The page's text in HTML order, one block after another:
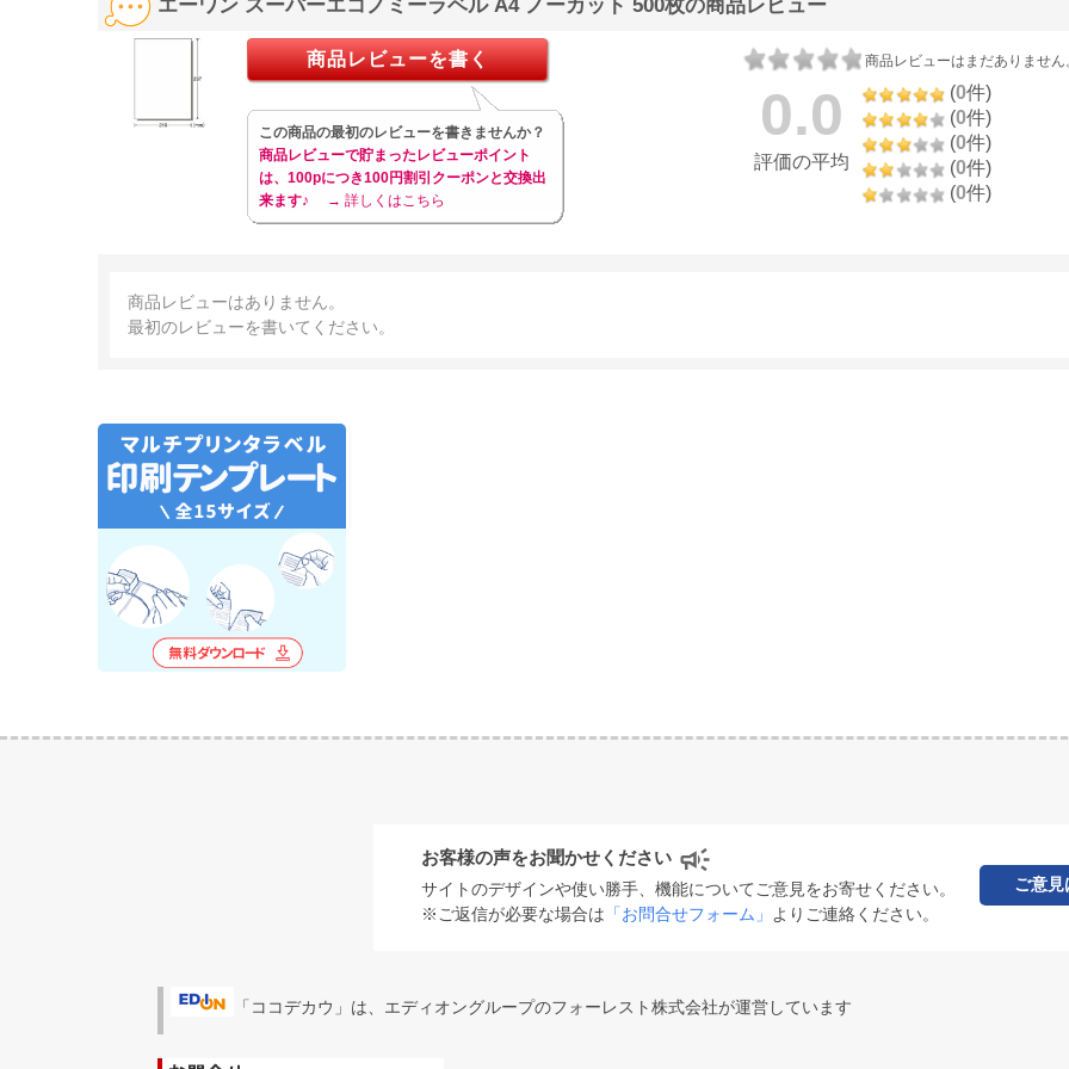
エーワン スーパーエコノミーラベル A4 ノーカット 500枚の商品レビュー
商品レビューはまだありません
0.0
評価の平均
(0件)
(0件)
(0件)
(0件)
(0件)
商品レビューを書く
この商品の最初のレビューを書きませんか？
商品レビューで貯まったレビューポイント
は、100pにつき100円割引クーポンと交換出
来ます♪
→ 詳しくはこちら
商品レビューはありません。
最初のレビューを書いてください。
お客様の声をお聞かせください
サイトのデザインや使い勝手、機能についてご意見をお寄せください。
※ご返信が必要な場合は 「お問合せフォーム」 よりご連絡ください。
ご意見
「ココデカウ」は、エディオングループのフォーレスト株式会社が運営しています